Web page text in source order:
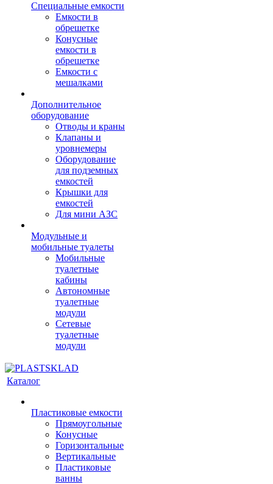
Специальные емкости
Емкости в
обрешетке
Конусные
емкости в
обрешетке
Емкости с
мешалками
Дополнительное
оборудование
Отводы и краны
Клапаны и
уровнемеры
Оборудование
для подземных
емкостей
Крышки для
емкостей
Для мини АЗС
Модульные и
мобильные туалеты
Мобильные
туалетные
кабины
Автономные
туалетные
модули
Сетевые
туалетные
модули
Каталог
Пластиковые емкости
Прямоугольные
Конусные
Горизонтальные
Вертикальные
Пластиковые
ванны